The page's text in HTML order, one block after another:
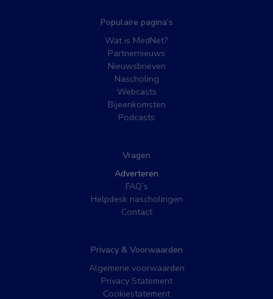
Populaire pagina’s
Wat is MedNet?
Partnernieuws
Nieuwsbrieven
Nascholing
Webcasts
Bijeenkomsten
Podcasts
Vragen
Adverteren
FAQ’s
Helpdesk nascholingen
Contact
Privacy & Voorwaarden
Algemene voorwaarden
Privacy Statement
Cookiestatement